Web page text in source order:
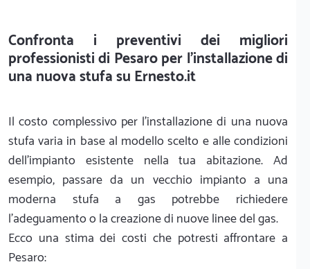
Confronta i preventivi dei migliori
professionisti di Pesaro per l'installazione di
una nuova stufa su Ernesto.it
Il costo complessivo per l'installazione di una nuova
stufa varia in base al modello scelto e alle condizioni
dell'impianto esistente nella tua abitazione. Ad
esempio, passare da un vecchio impianto a una
moderna stufa a gas potrebbe richiedere
l'adeguamento o la creazione di nuove linee del gas.
Ecco una stima dei costi che potresti affrontare a
Pesaro: